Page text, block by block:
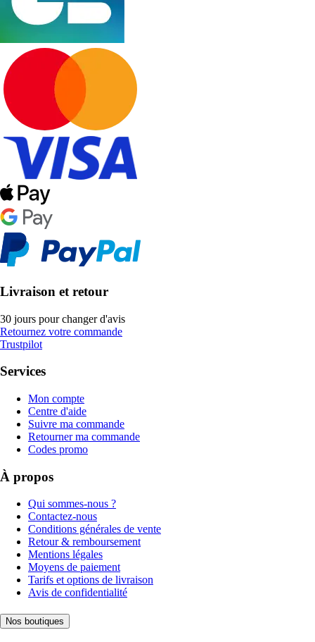
Livraison et retour
30 jours pour changer d'avis
Retournez votre commande
Trustpilot
Services
Mon compte
Centre d'aide
Suivre ma commande
Retourner ma commande
Codes promo
À propos
Qui sommes-nous ?
Contactez-nous
Conditions générales de vente
Retour & remboursement
Mentions légales
Moyens de paiement
Tarifs et options de livraison
Avis de confidentialité
Nos boutiques